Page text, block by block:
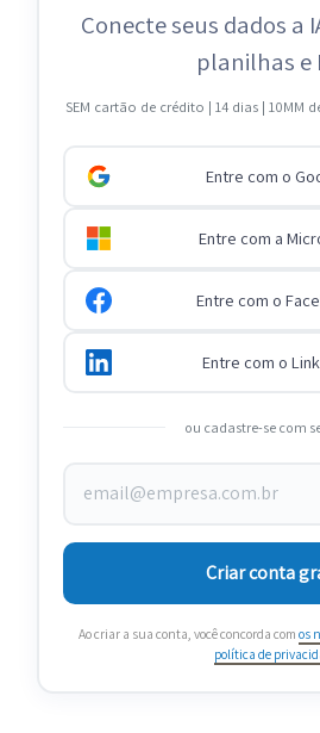
Conecte seus dados a
planilhas e
SEM cartão de crédito | 14 dias | 10MM
Entre com o
Entre com a
Entre com o
Entre com o
ou cadastre-se com
Criar conta
Ao criar a sua conta, você concorda com os
política de